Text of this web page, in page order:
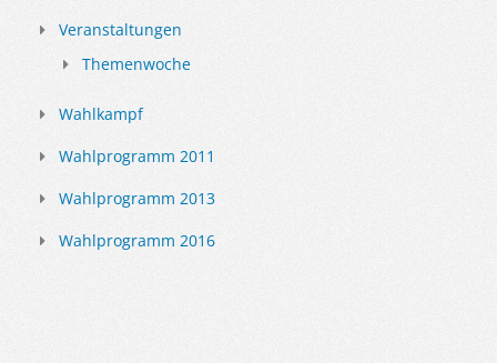
Veranstaltungen
Themenwoche
Wahlkampf
Wahlprogramm 2011
Wahlprogramm 2013
Wahlprogramm 2016